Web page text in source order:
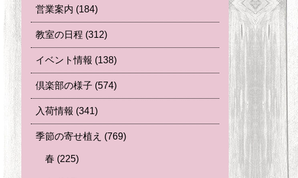
営業案内 (184)
教室の日程 (312)
イベント情報 (138)
倶楽部の様子 (574)
入荷情報 (341)
季節の寄せ植え (769)
春 (225)